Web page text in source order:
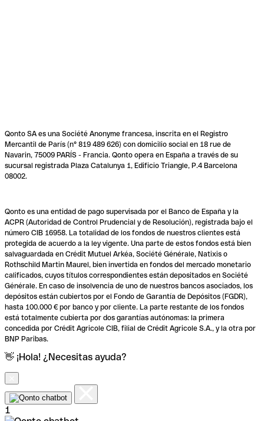
Qonto SA es una Société Anonyme francesa, inscrita en el Registro
Mercantil de París (n° 819 489 626) con domicilio social en 18 rue de
Navarin, 75009 PARÍS - Francia. Qonto opera en España a través de su
sucursal registrada Plaza Catalunya 1, Edificio Triangle, P.4 Barcelona
08002.
Qonto es una entidad de pago supervisada por el Banco de España y la
ACPR (Autoridad de Control Prudencial y de Resolución), registrada bajo el
número CIB 16958. La totalidad de los fondos de nuestros clientes está
protegida de acuerdo a la ley vigente. Una parte de estos fondos está bien
salvaguardada en Crédit Mutuel Arkéa, Société Générale, Natixis o
Rothschild Martin Maurel, bien invertida en fondos del mercado monetario
calificados, cuyos títulos correspondientes están depositados en Société
Générale. En caso de insolvencia de uno de nuestros bancos asociados, los
depósitos están cubiertos por el Fondo de Garantía de Depósitos (FGDR),
hasta 100.000 € por banco y por cliente. La parte restante de los fondos
está totalmente cubierta por dos garantías autónomas: la primera
concedida por Crédit Agricole CIB, filial de Crédit Agricole S.A., y la otra por
BNP Paribas.
👋 ¡Hola! ¿Necesitas ayuda?
1